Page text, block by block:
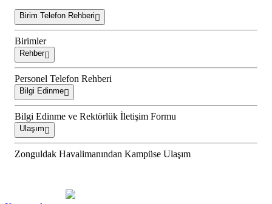
Birim Telefon Rehberi
Birimler
Rehber
Personel Telefon Rehberi
Bilgi Edinme
Bilgi Edinme ve Rektörlük İletişim Formu
Ulaşım
Zonguldak Havalimanından Kampüse Ulaşım